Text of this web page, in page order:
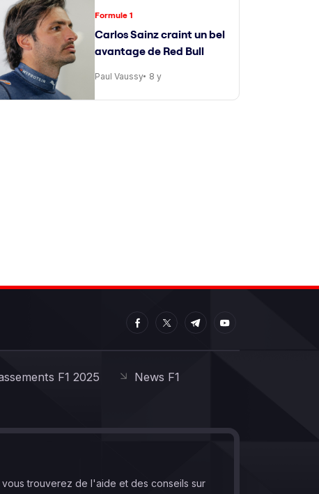
Formule 1
Carlos Sainz craint un bel
avantage de Red Bull
Paul Vaussy 8 y
F1 2025
News F1
trouverez de l'aide et des conseils sur